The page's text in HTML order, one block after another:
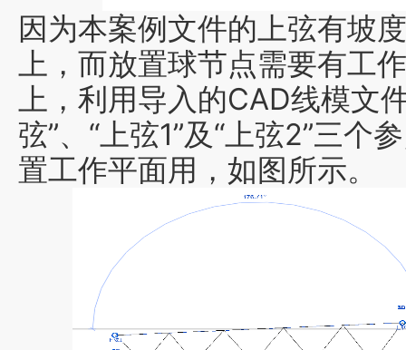
因为本案例文件的上弦有坡
上 ，而放置球节点需要有工
上，利用导入的CAD线模文
弦”、“上弦1”及“上弦2”三个
置工作平面用 ，如图所示。